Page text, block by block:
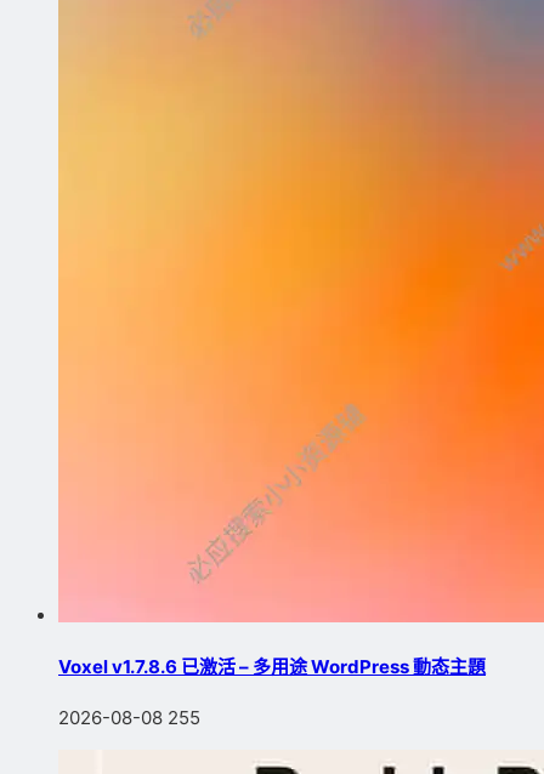
Voxel v1.7.8.6 已激活 – 多用途 WordPress 動态主題
2026-08-08 255